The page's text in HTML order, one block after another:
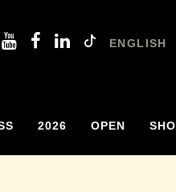
ENGLISH
2026 OPEN